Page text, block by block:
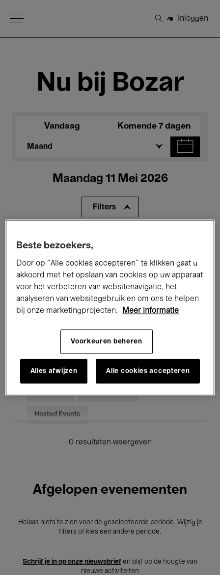
Open Menu
Zoeken
Inloggen
Nu bij Bozar
Vandaag Komende 7 dagen
Maand
Maandag 11 Mei 2026
Filters
Tentoonstellingen Films
Performances Lezingen & Debatten
Jazz Klassieke Muziek Global Music
Elektronische Muziek
Voor iedereen Kids’ Palace
Hosted Events
0 resultaten weergeven
Afgelopen evenementen
Helaas niets te zien voor de geselecteerde periode. Wijzig je
filters of kies een andere periode.
Schrijf je in op onze nieuwsbrief en blijf op de hoogte van
nieuwe activiteiten
Beste bezoekers,
Door op “Alle cookies accepteren” te klikken gaat u
akkoord met het opslaan van cookies op uw apparaat
voor het verbeteren van websitenavigatie, het
analyseren van websitegebruik en om ons te helpen
bij onze marketingprojecten.
Meer informatie
Voorkeuren beheren
Alles afwijzen Alle cookies accepteren